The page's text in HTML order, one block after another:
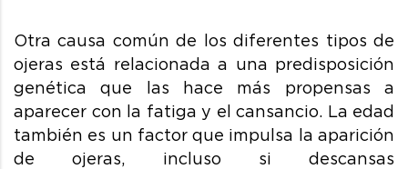
Otra causa común de los diferentes tipos de
ojeras está relacionada a una predisposición
genética que las hace más propensas a
aparecer con la fatiga y el cansancio. La edad
también es un factor que impulsa la aparición
de ojeras, incluso si descansas